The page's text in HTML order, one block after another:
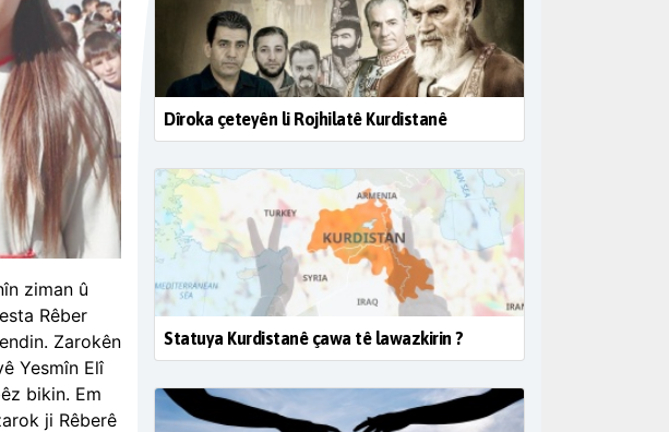
ziman û
Rêber
Zarokên
Yesmîn Elî
bikin. Em
ji Rêberê
Dîroka çeteyên li Rojhilatê Kurdistanê
Statuya Kurdistanê çawa tê lawazkirin ?